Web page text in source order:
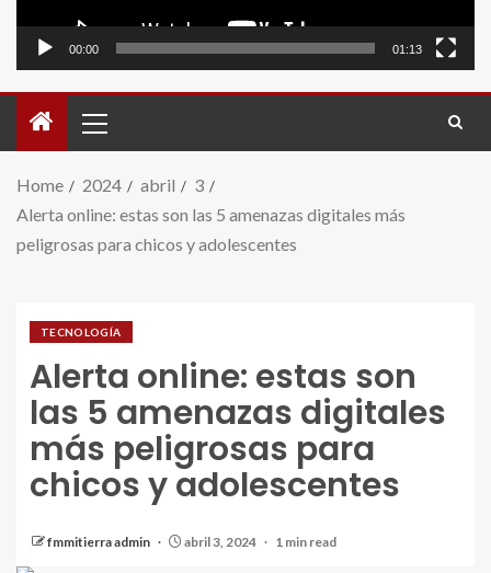
00:00 01:13
Home 2024 abril
3
Alerta online: estas son las 5 amenazas digitales más
peligrosas para chicos y adolescentes
TECNOLOGÍA
Alerta online: estas son
las 5 amenazas digitales
más peligrosas para
chicos y adolescentes
fmmitierra admin abril 3, 2024 1 min read